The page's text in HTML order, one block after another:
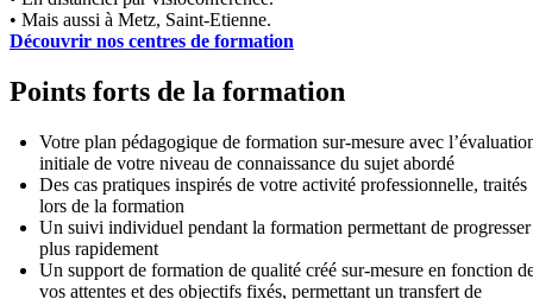
• Mais aussi à Metz, Saint-Etienne.
Découvrir nos centres de formation
Points forts de la formation
Votre plan pédagogique de formation sur-mesure avec
initiale de votre niveau de connaissance du sujet abordé
Des cas pratiques inspirés de votre activité professionnelle, traités
lors de la formation
Un suivi individuel pendant la formation permettant de progresser
plus rapidement
Un support de formation de qualité créé sur-mesure en fonction
vos attentes et des objectifs fixés, permettant un transfert de